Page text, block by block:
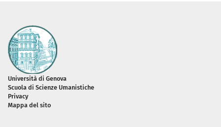
Piè di pagina
Università di Genova
Scuola di Scienze Umanistiche
Privacy
Mappa del sito